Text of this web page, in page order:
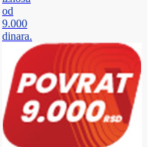
od
9.000
dinara.